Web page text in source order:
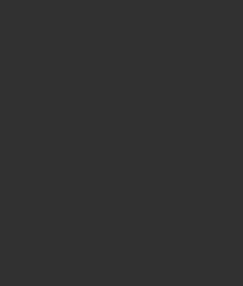
るのか、削除との違いも紹介
途別の目安・回線ごとの平均を